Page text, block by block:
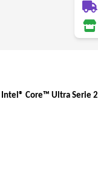
Intel® Core™ Ultra Serie 2